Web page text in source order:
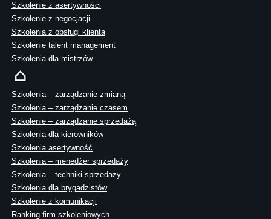
Szkolenie z asertywności
Szkolenie z negocjacji
Szkolenia z obsługi klienta
Szkolenie talent management
Szkolenia dla mistrzów
Szkolenia – zarządzanie zmianą
Szkolenia – zarządzanie czasem
Szkolenie – zarządzanie sprzedażą
Szkolenia dla kierowników
Szkolenia asertywność
Szkolenia – menedżer sprzedaży
Szkolenia – techniki sprzedaży
Szkolenia dla brygadzistów
Szkolenie z komunikacji
Ranking firm szkoleniowych